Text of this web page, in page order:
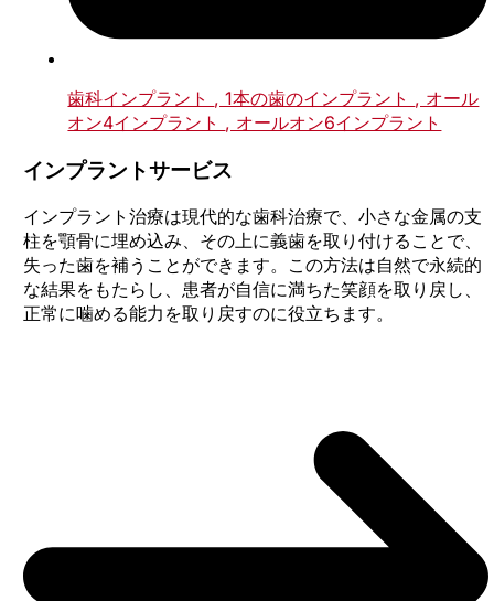
歯科インプラント , 1本の歯のインプラント , オール
オン4インプラント , オールオン6インプラント
インプラントサービス
インプラント治療は現代的な歯科治療で、小さな金属の支
柱を顎骨に埋め込み、その上に義歯を取り付けることで、
失った歯を補うことができます。この方法は自然で永続的
な結果をもたらし、患者が自信に満ちた笑顔を取り戻し、
正常に噛める能力を取り戻すのに役立ちます。